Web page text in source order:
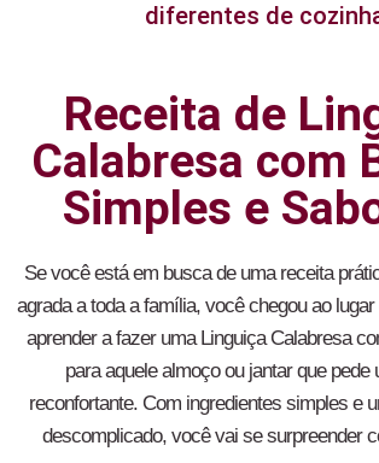
diferentes de
Receita de
Calabresa com
Simples e
Se você está em busca de uma receita
agrada a toda a família, você chegou ao
aprender a fazer uma Linguiça Calabresa
para aquele almoço ou jantar que pede
reconfortante. Com ingredientes simples e
descomplicado, você vai se surpreender